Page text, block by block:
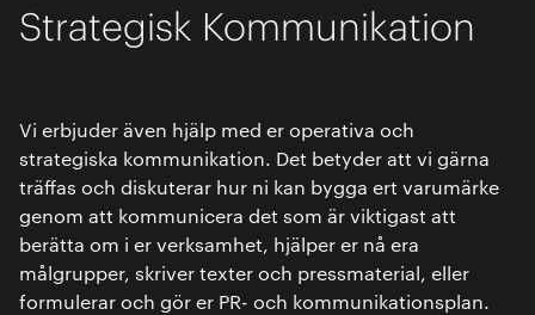
Strategisk Kommunikation
Vi erbjuder även hjälp med er operativa och
strategiska kommunikation. Det betyder att vi gärna
träffas och diskuterar hur ni kan bygga ert varumärke
genom att kommunicera det som är viktigast att
berätta om i er verksamhet, hjälper er nå era
målgrupper, skriver texter och pressmaterial, eller
formulerar och gör er PR- och kommunikationsplan.